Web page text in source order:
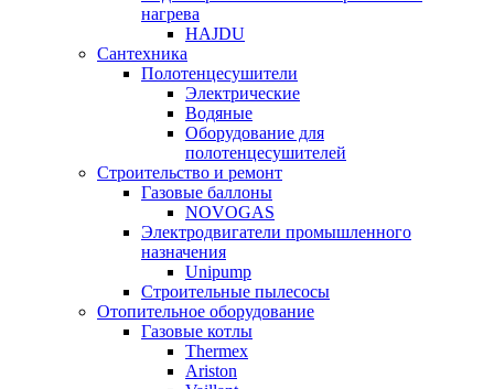
нагрева
HAJDU
Сантехника
Полотенцесушители
Электрические
Водяные
Оборудование для
полотенцесушителей
Строительство и ремонт
Газовые баллоны
NOVOGAS
Электродвигатели промышленного
назначения
Unipump
Строительные пылесосы
Отопительное оборудование
Газовые котлы
Thermex
Ariston